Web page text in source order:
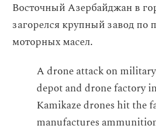
Восточный Азербайджан в
загорелся крупный завод по
моторных масел.
A drone attack on
depot and drone factory in
Kamikaze drones hit the
manufactures